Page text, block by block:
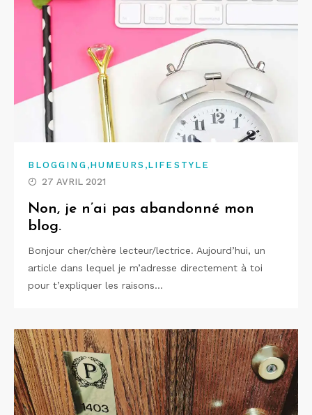
BLOGGING ,HUMEURS ,LIFESTYLE
27 AVRIL 2021
Non, je n’ai pas abandonné mon
blog.
Bonjour cher/chère lecteur/lectrice. Aujourd’hui, un
article dans lequel je m’adresse directement à toi
pour t’expliquer les raisons…